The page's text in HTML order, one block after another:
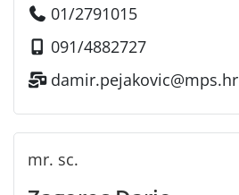
01/2791015
091/4882727
damir.pejakovic@mps.hr
mr. sc.